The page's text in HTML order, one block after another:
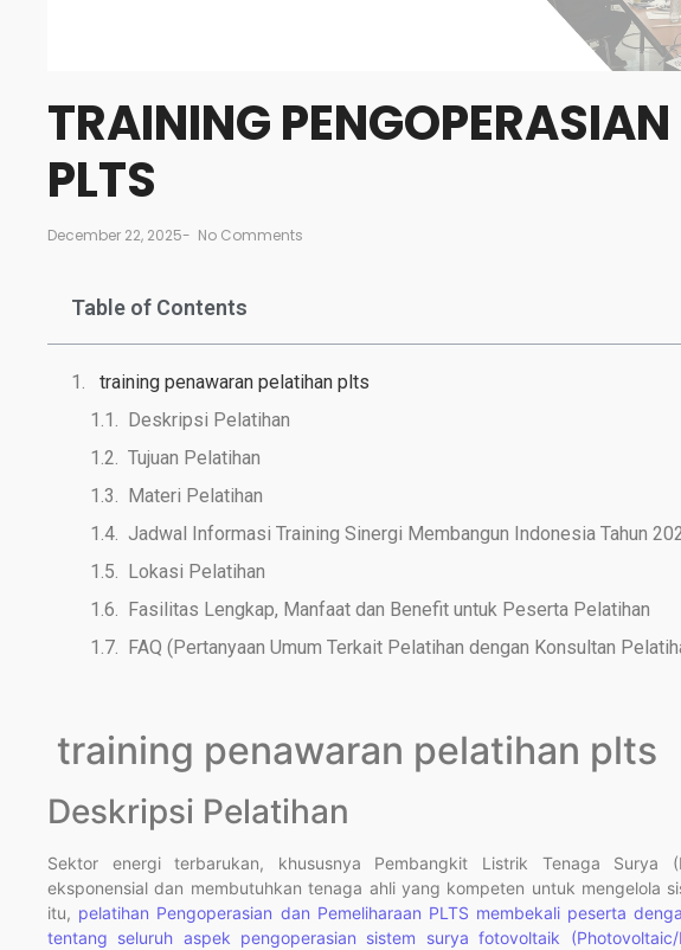
TRAINING
PLTS
December 22, 2025- No Comments
Table of Contents
training penawaran pelatihan plts
Deskripsi Pelatihan
Tujuan Pelatihan
Materi Pelatihan
Jadwal Informasi Training Sinergi Membangun Indonesia Tahun
Lokasi Pelatihan
Fasilitas Lengkap, Manfaat dan Benefit untuk Peserta Pelatihan
FAQ (Pertanyaan Umum Terkait Pelatihan dengan Konsultan
training penawaran pelatihan plts
Deskripsi Pelatihan
Sektor energi terbarukan, khususnya Pembangkit Listrik Tenaga Surya
eksponensial dan membutuhkan tenaga ahli yang kompeten untuk mengelola
itu, pelatihan Pengoperasian dan Pemeliharaan PLTS membekali peserta
tentang seluruh aspek pengoperasian sistem surya fotovoltaik